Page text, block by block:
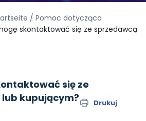
/ Pomoc dotycząca
skontaktować się ze sprzedawcą
się ze
kupującym?
Drukuj